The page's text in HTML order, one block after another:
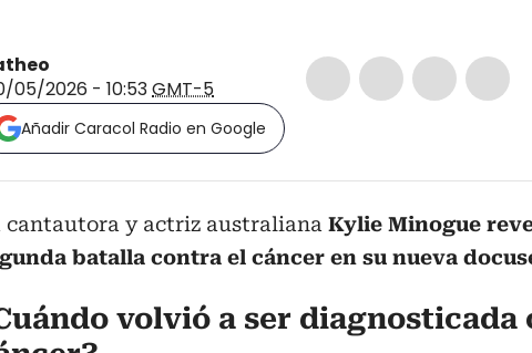
05/2026 - 10:53GMT-5
Añadir Caracol Radio en Google
cantautora y actriz australiana Kylie Minogue
batalla contra el cáncer en su nueva
volvió a ser diagnosticada